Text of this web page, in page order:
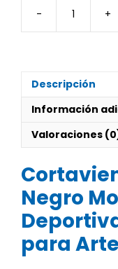
- +
Descripción
Información
Valoraciones
Negro
para